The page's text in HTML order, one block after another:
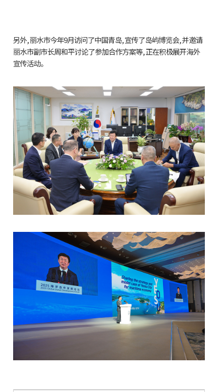
另外, 丽水市今年9月访问了中国青岛, 宣传了岛屿博览会, 并邀请
丽水市副市长周和平讨论了参加合作方案等, 正在积极展开海外
宣传活动。